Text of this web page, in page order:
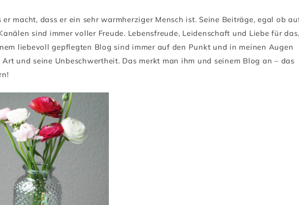
macht, dass er ein sehr warmherziger Mensch ist. Seine Beiträge, egal ob
sind immer voller Freude. Lebensfreude, Leidenschaft und Liebe für das,
liebevoll gepflegten Blog sind immer auf den Punkt und in meinen Augen
und seine Unbeschwertheit. Das merkt man ihm und seinem Blog an – das